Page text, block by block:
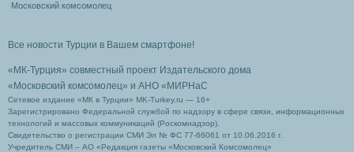
Московский комсомолец
Все новости Турции в Вашем смартфоне!
«МК-Турция» совместный проект Издательского дома
«Московский комсомолец» и АНО «МИРНаС
Сетевое издание «МК в Турции» MK-Turkey.ru — 16+
Зарегистрировано Федеральной службой по надзору в сфере связи, информационных
технологий и массовых коммуникаций (Роскомнадзор).
Свидетельство о регистрации СМИ Эл № ФС 77-66061 от 10.06.2016 г.
Учредитель СМИ – АО «Редакция газеты «Московский Комсомолец»